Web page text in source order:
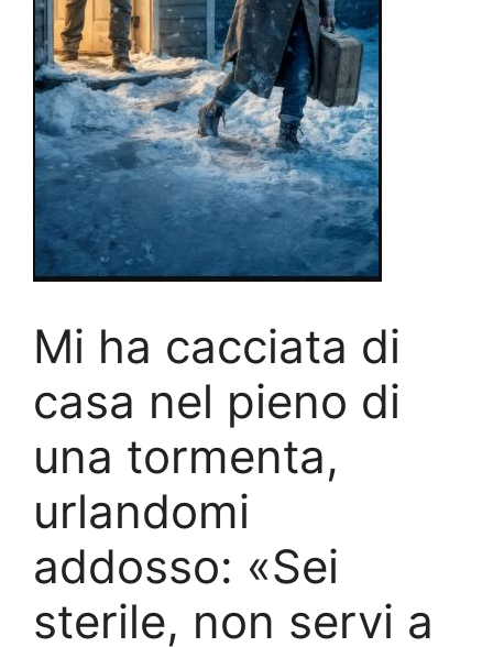
Mi ha cacciata di
casa nel pieno di
una tormenta,
urlandomi
addosso: «Sei
sterile, non servi a